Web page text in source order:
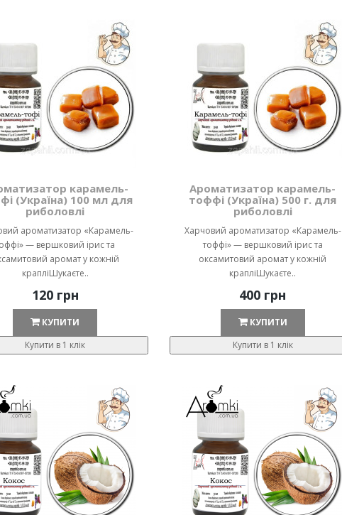
карамель-
(Україна) 100 мл для
риболовлі
ароматизатор «Карамель-
— вершковий ірис та
аромат у кожній
крапліШукаєте..
120 грн
КУПИТИ
Купити в 1 клік
Ароматизатор карамель-
тоффі (Україна) 500 г. для
риболовлі
Харчовий ароматизатор «Карамель-
тоффі» — вершковий ірис та
оксамитовий аромат у кожній
крапліШукаєте..
400 грн
КУПИТИ
Купити в 1 клік